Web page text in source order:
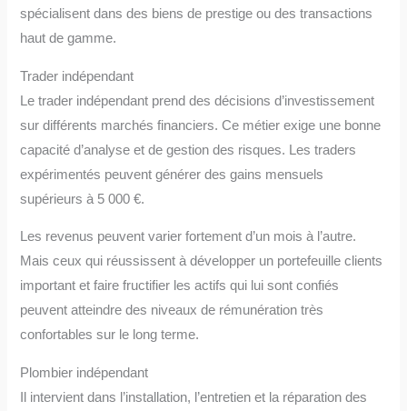
spécialisent dans des biens de prestige ou des transactions
haut de gamme.
Trader indépendant
Le trader indépendant prend des décisions d’investissement
sur différents marchés financiers. Ce métier exige une bonne
capacité d’analyse et de gestion des risques. Les traders
expérimentés peuvent générer des gains mensuels
supérieurs à 5 000 €.
Les revenus peuvent varier fortement d’un mois à l’autre.
Mais ceux qui réussissent à développer un portefeuille clients
important et faire fructifier les actifs qui lui sont confiés
peuvent atteindre des niveaux de rémunération très
confortables sur le long terme.
Plombier indépendant
Il intervient dans l’installation, l’entretien et la réparation des